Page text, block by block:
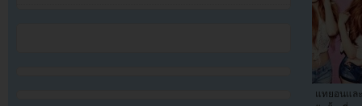
แทยอนแล